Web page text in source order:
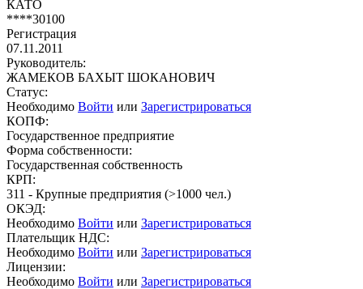
КАТО
****30100
Регистрация
07.11.2011
Руководитель:
ЖАМЕКОВ БАХЫТ ШОКАНОВИЧ
Статус:
Необходимо Войти или Зарегистрироваться
КОПФ:
Государственное предприятие
Форма собственности:
Государственная собственность
КРП:
311 - Крупные предприятия (>1000 чел.)
ОКЭД:
Необходимо Войти или Зарегистрироваться
Плательщик НДС:
Необходимо Войти или Зарегистрироваться
Лицензии:
Необходимо Войти или Зарегистрироваться